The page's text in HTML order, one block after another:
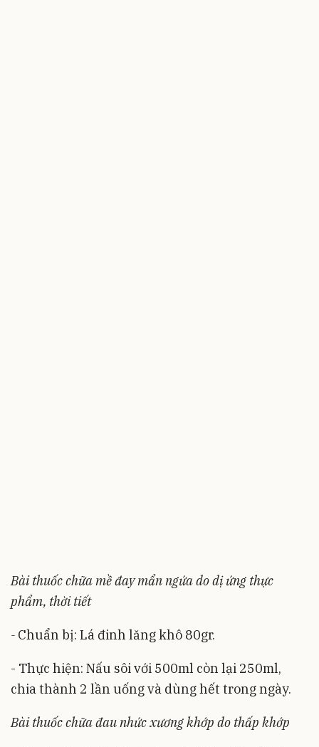
Bài thuốc chữa mề đay mẩn ngứa do dị ứng thực
phẩm, thời tiết
- Chuẩn bị: Lá đinh lăng khô 80gr.
- Thực hiện: Nấu sôi với 500ml còn lại 250ml,
chia thành 2 lần uống và dùng hết trong ngày.
Bài thuốc chữa đau nhức xương khớp do thấp khớp